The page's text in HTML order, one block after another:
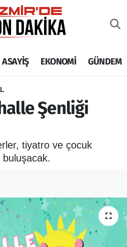
ASAYİŞ EKONOMİ GÜNDEM
Şenliği
tiyatro ve çocuk
Haritası